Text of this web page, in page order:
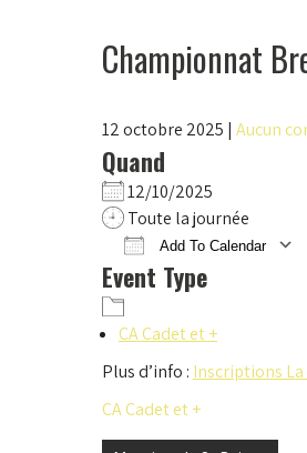
Championnat
12 octobre 2025 | Aucun
Quand
12/10/2025
Toute la journée
Add To Calendar
Download ICS
Google
Event Type
CA Cadet et +
Plus d’info : Inscriptions La
CA Cadet et +